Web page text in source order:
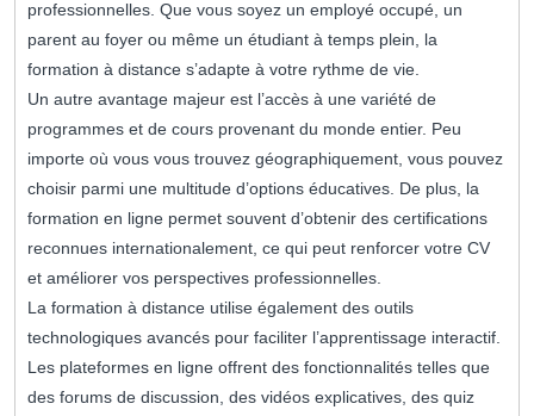
professionnelles. Que vous soyez un employé occupé, un
parent au foyer ou même un étudiant à temps plein, la
formation à distance s’adapte à votre rythme de vie.
Un autre avantage majeur est l’accès à une variété de
programmes et de cours provenant du monde entier. Peu
importe où vous vous trouvez géographiquement, vous pouvez
choisir parmi une multitude d’options éducatives. De plus, la
formation en ligne permet souvent d’obtenir des certifications
reconnues internationalement, ce qui peut renforcer votre CV
et améliorer vos perspectives professionnelles.
La formation à distance utilise également des outils
technologiques avancés pour faciliter l’apprentissage interactif.
Les plateformes en ligne offrent des fonctionnalités telles que
des forums de discussion, des vidéos explicatives, des quiz